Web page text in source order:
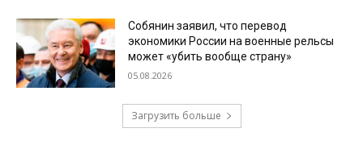
Собянин заявил, что перевод
экономики России на военные рельсы
может «убить вообще страну»
05.08.2026
Загрузить больше